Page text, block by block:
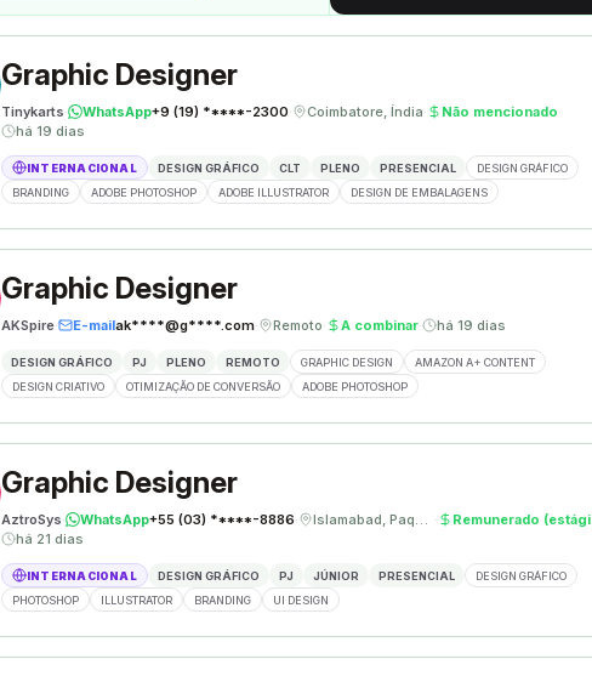
Graphic Designer
Tinykarts· WhatsApp+9 (19) *****-2300· Coimbatore, Índia· Não mencionado·
há 19 dias
INTERNACIONAL DESIGN GRÁFICO CLT PLENO PRESENCIAL
DESIGN GRÁFICO
BRANDING
ADOBE PHOTOSHOP ADOBE ILLUSTRATOR DESIGN DE EMBALAGENS
Graphic Designer
AKSpire· E-mailak****@g****.com· Remoto· A combinar· há 19 dias
DESIGN GRÁFICO PJ PLENO REMOTO GRAPHIC DESIGN
AMAZON A+ CONTENT
DESIGN CRIATIVO
OTIMIZAÇÃO DE CONVERSÃO ADOBE PHOTOSHOP
Graphic Designer
AztroSys· WhatsApp+55 (03) *****-8886· Islamabad, Paquistão ·
Remunerado
há 21 dias
INTERNACIONAL DESIGN GRÁFICO PJ JÚNIOR PRESENCIAL
DESIGN GRÁFICO
PHOTOSHOP
ILLUSTRATOR BRANDING UI DESIGN